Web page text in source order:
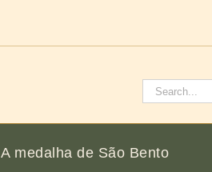
Pesquisar
A medalha de São Bento